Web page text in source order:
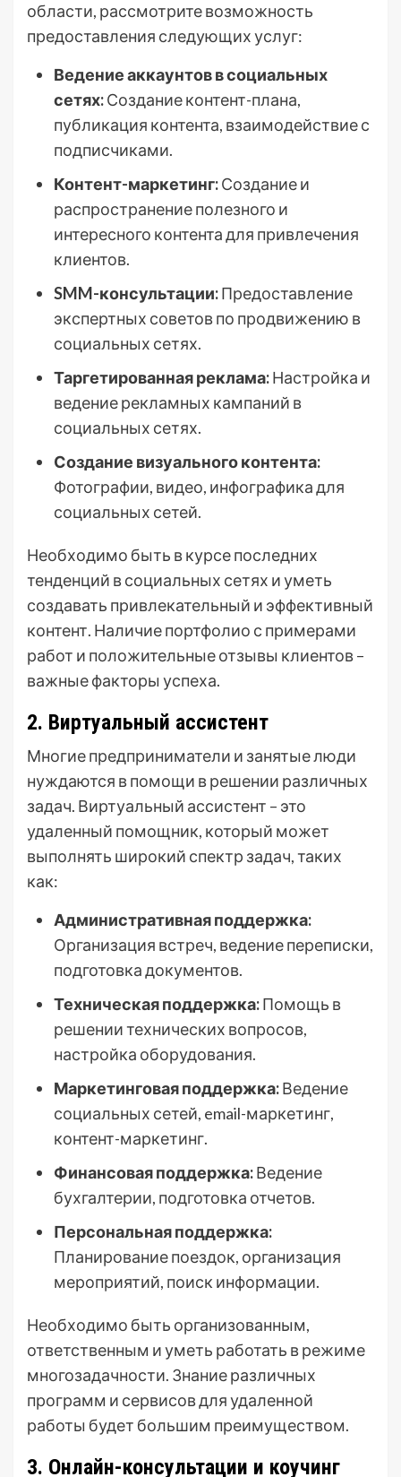
области, рассмотрите возможность
предоставления следующих услуг:
Ведение аккаунтов в социальных
сетях:Создание контент-плана,
публикация контента, взаимодействие с
подписчиками.
Контент-маркетинг:Создание и
распространение полезного и
интересного контента для привлечения
клиентов.
SMM-консультации:Предоставление
экспертных советов по продвижению в
социальных сетях.
Таргетированная реклама:Настройка и
ведение рекламных кампаний в
социальных сетях.
Создание визуального контента:
Фотографии, видео, инфографика для
социальных сетей.
Необходимо быть в курсе последних
тенденций в социальных сетях и уметь
создавать привлекательный и эффективный
контент. Наличие портфолио с примерами
работ и положительные отзывы клиентов –
важные факторы успеха.
2. Виртуальный ассистент
Многие предприниматели и занятые люди
нуждаются в помощи в решении различных
задач. Виртуальный ассистент – это
удаленный помощник, который может
выполнять широкий спектр задач, таких
как:
Административная поддержка:
Организация встреч, ведение переписки,
подготовка документов.
Техническая поддержка:Помощь в
решении технических вопросов,
настройка оборудования.
Маркетинговая поддержка:Ведение
социальных сетей, email-маркетинг,
контент-маркетинг.
Финансовая поддержка:Ведение
бухгалтерии, подготовка отчетов.
Персональная поддержка:
Планирование поездок, организация
мероприятий, поиск информации.
Необходимо быть организованным,
ответственным и уметь работать в режиме
многозадачности. Знание различных
программ и сервисов для удаленной
работы будет большим преимуществом.
3. Онлайн-консультации и коучинг